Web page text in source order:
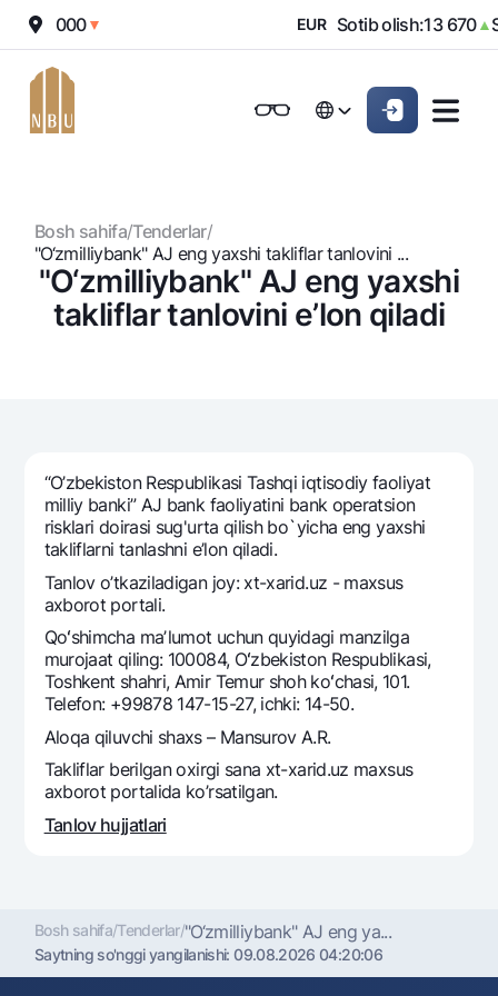
Shaxsiy kabinet
Jismoniy shaxslarga
Kreditlar
Ipoteka
National Green
Talab qilib olinguncha
Yevro
Hamma uchun USD uchun
Talab qilib olinguncha USD
Oltin omonat
NBU’dan oltin quymalar
Kumush omonat
Sayohatchiga
UzCard/HUMO
Visa FIFA
Mastercard
Ish haqi
Garmin pay
Valyutalar kursi
Eskrou hisobvarag‘i
Tariflar
Aksiyalar
Milliy mobil ilovasi
Ko'p beriladigan savollar
Sayt bo‘yicha qidiring
Qidirish
Foydali havolalar
Ko'p beriladigan savollar
Matbuot markazi
12 000▼ EUR Sotib olish:13 670▲
Ovozni yoqish Shaxsiy kabinet
Bosh sahifa/Tenderlar/
"O‘zmilliybank" AJ eng yaxshi takliflar tanlovini ...
"O‘zmilliybank" AJ eng yaxshi
takliflar tanlovini e’lon qiladi
“O’zbekiston Respublikasi Tashqi iqtisodiy faoliyat
milliy banki” AJ bank faoliyatini bank operatsion
risklari doirasi sug'urta qilish bo`yicha eng yaxshi
takliflarni tanlashni e’lon qiladi.
Tanlov o’tkaziladigan joy: xt-xarid.uz - maxsus
axborot portali.
Qoʻshimcha maʼlumot uchun quyidagi manzilga
murojaat qiling: 100084, Oʻzbekiston Respublikasi,
Toshkent shahri, Amir Temur shoh koʻchasi, 101.
Telefon: +99878 147-15-27, ichki: 14-50.
Aloqa qiluvchi shaxs – Mansurov A.R.
Takliflar berilgan oxirgi sana xt-xarid.uz maxsus
axborot portalida ko’rsatilgan.
Tanlov hujjatlari
Bosh sahifa/Tenderlar/"O‘zmilliybank" AJ eng ya...
Saytning so'nggi yangilanishi:09.08.2026 04:20:06